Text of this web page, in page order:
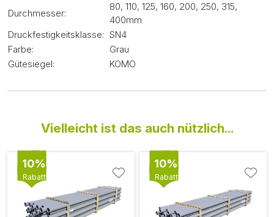
Durchmesser:
80, 110, 125, 160, 200, 250, 315,
400mm
Druckfestigkeitsklasse: SN4
Farbe:
Grau
Gütesiegel:
KOMO
Vielleicht ist das auch nützlich...
10%
Rabatt
10%
Rabatt